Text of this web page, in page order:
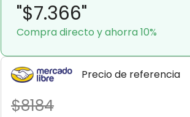
"$7.366"
Compra directo y ahorra 10%
Precio de referencia
$8184